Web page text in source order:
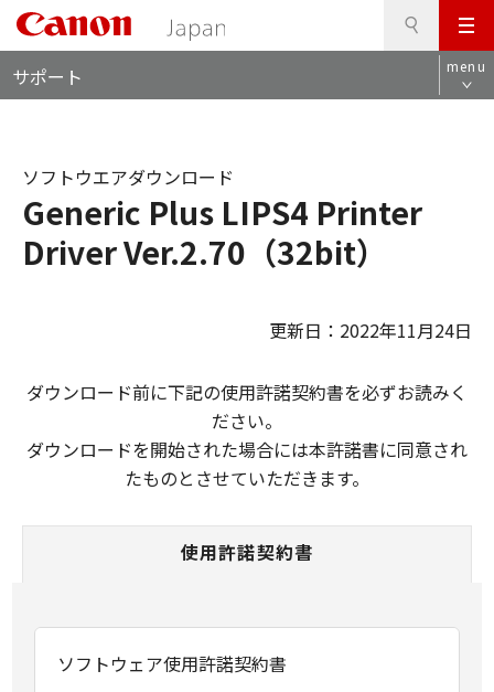
メ
ニ
ュ
サポート menu
Generic Plus LIPS4 Printer
Driver Ver.2.70（32bit）
ソフトウエアダウンロード
更新日：2022年11月24日
ダウンロード前に下記の使用許諾契約書を必ずお読みく
ださい。
ダウンロードを開始された場合には本許諾書に同意され
たものとさせていただきます。
使用許諾契約書
ソフトウェア使用許諾契約書